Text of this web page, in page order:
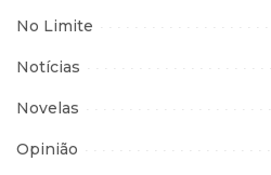
No Limite
Notícias
Novelas
Opinião